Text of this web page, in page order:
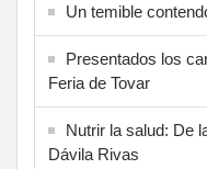
Un temible
Presentados los
Feria de Tovar
Nutrir la salud: De
Dávila Rivas